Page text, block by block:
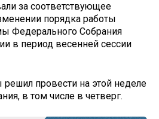
за соответствующее
порядка работы
Федерального Собрания
в период весенней сессии
провести на этой неделе
в том числе в четверг.